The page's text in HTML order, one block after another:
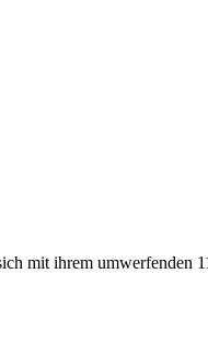
mit ihrem umwerfenden